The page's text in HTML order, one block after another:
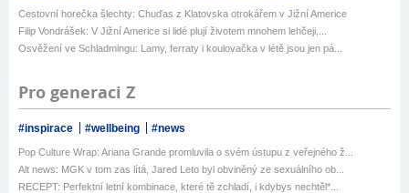
Cestovní horečka šlechty: Chuďas z Klatovska otrokářem v Jižní Americe
Filip Vondrášek: V Jižní Americe si lidé plují životem mnohem lehčeji,...
Osvěžení ve Schladmingu: Lamy, ferraty i koulovačka v létě jsou jen pá...
Pro generaci Z
#inspirace #wellbeing #news
Pop Culture Wrap: Ariana Grande promluvila o svém ústupu z veřejného ž...
Alt news: MGK v tom zas lítá, Jared Leto byl obviněný ze sexuálního ob...
RECEPT: Perfektní letní kombinace, které tě zchladí, i kdybys nechtěl*...